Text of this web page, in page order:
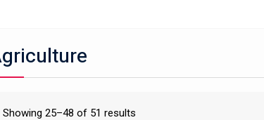
Showing 25–48 of 51 results